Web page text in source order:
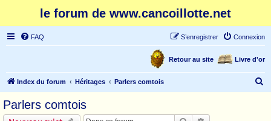
le forum de www.cancoillotte.net
FAQ Connexion
S’enregistrer
Livre d'or
Retour au site
Index du forum Héritages Parlers comtois
Parlers comtois